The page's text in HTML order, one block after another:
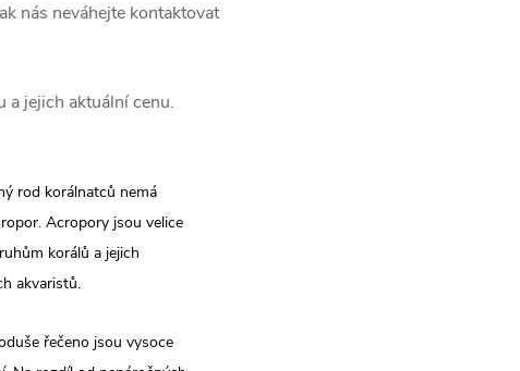
nás neváhejte kontaktovat
jejich aktuální cenu.
rod korálnatců nemá
Acropory jsou velice
korálů a jejich
akvaristů.
řečeno jsou vysoce